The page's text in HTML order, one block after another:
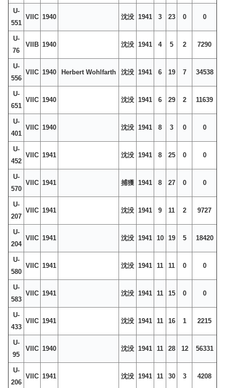
U-
551
VIIC 1940 沈没 1941 3 23 0 0
U-
76
VIIB 1940 沈没 1941 4 5 2 7290
U-
556
VIIC 1940 Herbert Wohlfarth 沈没 1941 6 19 7 34538
U-
651
VIIC 1940 沈没 1941 6 29 2 11639
U-
401
VIIC 1940 沈没 1941 8 3 0 0
U-
452
VIIC 1941 沈没 1941 8 25 0 0
U-
570
VIIC 1941 捕獲 1941 8 27 0 0
U-
207
VIIC 1941 沈没 1941 9 11 2 9727
U-
204
VIIC 1941 沈没 1941 10 19 5 18420
U-
580
VIIC 1941 沈没 1941 11 11 0 0
U-
583
VIIC 1941 沈没 1941 11 15 0 0
U-
433
VIIC 1941 沈没 1941 11 16 1 2215
U-
95
VIIC 1940 沈没 1941 11 28 12 56331
U-
206
VIIC 1941 沈没 1941 11 30 3 4208